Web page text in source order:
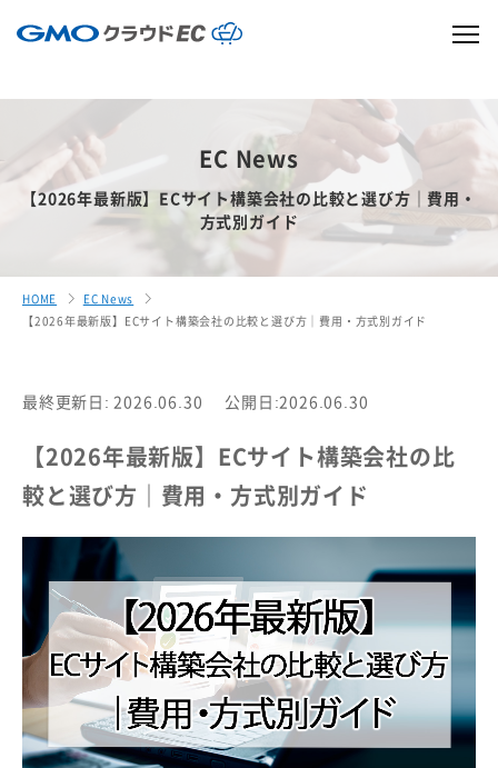
EC News
【2026年最新版】ECサイト構築会社の比較と選び方｜費用・
方式別ガイド
HOME
EC News
【2026年最新版】ECサイト構築会社の比較と選び方｜費用・方式別ガイド
最終更新日: 2026.06.30 公開日:2026.06.30
【2026年最新版】ECサイト構築会社の比
較と選び方｜費用・方式別ガイド